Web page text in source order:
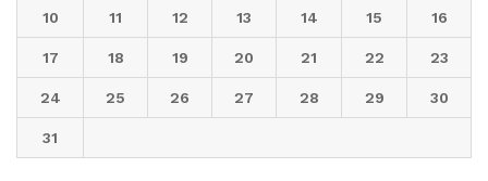
10 11 12 13 14 15 16
17 18 19 20 21 22 23
24 25 26 27 28 29 30
31